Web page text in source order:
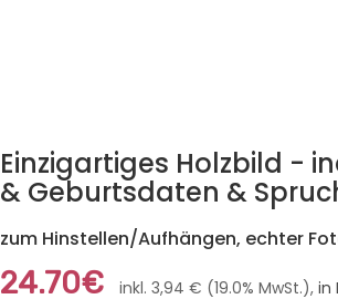
Einzigartiges Holzbild -
& Geburtsdaten &
zum Hinstellen/Aufhängen, echter
24.70€ inkl. 3,94 € (19.0% MwSt.), in